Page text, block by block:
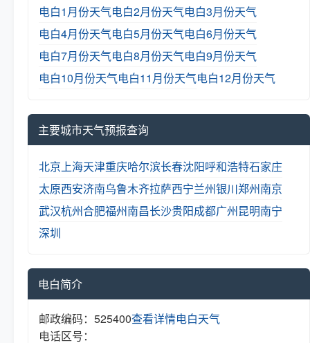
电白1月份天气电白2月份天气电白3月份天气
电白4月份天气电白5月份天气电白6月份天气
电白7月份天气电白8月份天气电白9月份天气
电白10月份天气电白11月份天气电白12月份天气
主要城市天气预报查询
北京 上海天津重庆哈尔滨长春沈阳呼和浩特石家庄
太原西安济南乌鲁木齐拉萨西宁兰州银川郑州南京
武汉杭州合肥福州南昌长沙贵阳成都广州昆明南宁
深圳
电白简介
邮政编码：525400
电话区号：
查看详情电白天气